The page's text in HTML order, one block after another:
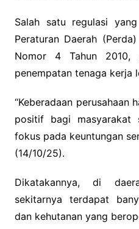
Salah satu regulasi
Peraturan Daerah
Nomor 4 Tahun 2010,
penempatan tenaga kerja
“Keberadaan perusahaan
positif bagi masyarakat
fokus pada keuntungan
(14/10/25).
Dikatakannya, di
sekitarnya terdapat
dan kehutanan yang